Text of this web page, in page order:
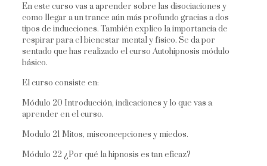
En este curso vas a aprender sobre las disociaciones y
como llegar a un trance aún más profundo gracias a dos
tipos de inducciones. También explico la importancia de
respirar para el bienestar mental y físico. Se da por
sentado que has realizado el curso Autohipnosis módulo
básico.
El curso consiste en:
Módulo 20 Introducción, indicaciones y lo que vas a
aprender en el curso.
Modulo 21 Mitos, misconcepciones y miedos.
Módulo 22 ¿Por qué la hipnosis es tan eficaz?